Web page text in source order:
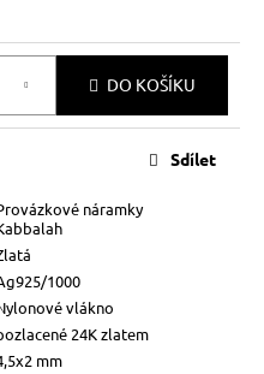
DO KOŠÍKU
náramky
1000
vlákno
24K zlatem
mm
Sdílet